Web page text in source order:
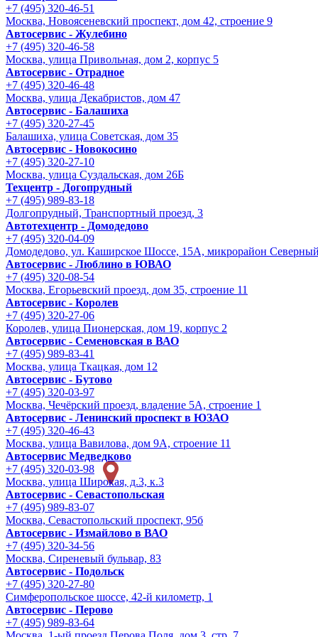
+7 (495) 320-46-51
Москва, Новоясеневский проспект, дом 42, строение 9
Автосервис - Жулебино
+7 (495) 320-46-58
Москва, улица Привольная, дом 2, корпус 5
Автосервис - Отрадное
+7 (495) 320-46-48
Москва, улица Декабристов, дом 47
Автосервис - Балашиха
+7 (495) 320-27-45
Балашиха, улица Советская, дом 35
Автосервис - Новокосино
+7 (495) 320-27-10
Москва, улица Суздальская, дом 26Б
Техцентр - Догопрудный
+7 (495) 989-83-18
Долгопрудный, Транспортный проезд, 3
Автотехцентр - Домодедово
+7 (495) 320-04-09
Домодедово, ул. Каширское Шоссе, 15А, микрорайон
Автосервис - Люблино в ЮВАО
+7 (495) 320-08-54
Москва, Егорьевский проезд, дом 35, строение 11
Автосервис - Королев
+7 (495) 320-27-06
Королев, улица Пионерская, дом 19, корпус 2
Автосервис - Семеновская в ВАО
+7 (495) 989-83-41
Москва, улица Ткацкая, дом 12
Автосервис - Бутово
+7 (495) 320-03-97
Москва, Чечёрский проезд, владение 5А, строение 1
Автосервис - Ленинский проспект в ЮЗАО
+7 (495) 320-46-43
Москва, улица Вавилова, дом 9A, строение 11
Автосервис Медведково
+7 (495) 320-03-98
Москва, улица Широкая, д.3, к.3
Автосервис - Cевастопольская
+7 (495) 989-83-07
Москва, Севастопольский проспект, 95б
Автосервис - Измайлово в ВАО
+7 (495) 320-34-56
Москва, Сиреневый бульвар, 83
Автосервис - Подольск
+7 (495) 320-27-80
Симферопольское шоссе, 42-й километр, 1
Автосервис - Перово
+7 (495) 989-83-64